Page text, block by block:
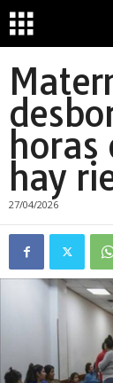
horas
hay
27/04/2026